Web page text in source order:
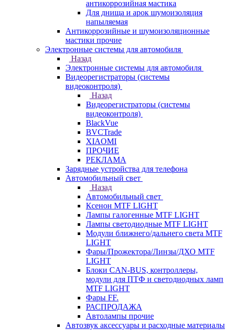
антикоррозийная мастика
Для днища и арок шумоизоляция
напыляемая
Антикоррозийные и шумоизоляционные
мастики прочие
Электронные системы для автомобиля
Назад
Электронные системы для автомобиля
Видеорегистраторы (системы
видеоконтроля)
Назад
Видеорегистраторы (системы
видеоконтроля)
BlackVue
BVCTrade
XIAOMI
ПРОЧИЕ
РЕКЛАМА
Зарядные устройства для телефона
Автомобильный свет
Назад
Автомобильный свет
Ксенон MTF LIGHT
Лампы галогенные MTF LIGHT
Лампы светодиодные MTF LIGHT
Модули ближнего/дальнего света MTF
LIGHT
Фары/Прожектора/Линзы/ДХО MTF
LIGHT
Блоки CAN-BUS, контроллеры,
модули для ПТФ и светодиодных ламп
MTF LIGHT
Фары FF.
РАСПРОДАЖА
Автолампы прочие
Автозвук аксессуары и расходные материалы